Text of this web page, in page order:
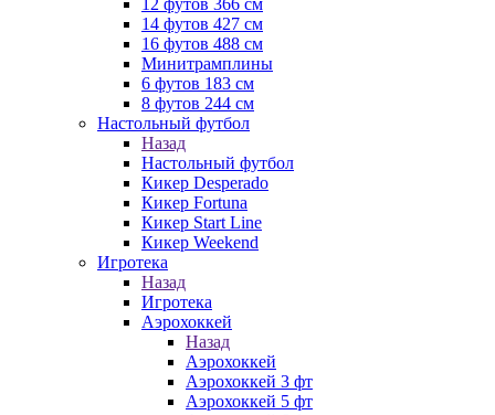
12 футов 366 см
14 футов 427 см
16 футов 488 см
Минитрамплины
6 футов 183 см
8 футов 244 см
Настольный футбол
Назад
Настольный футбол
Кикер Desperado
Кикер Fortuna
Кикер Start Line
Кикер Weekend
Игротека
Назад
Игротека
Аэрохоккей
Назад
Аэрохоккей
Аэрохоккей 3 фт
Аэрохоккей 5 фт